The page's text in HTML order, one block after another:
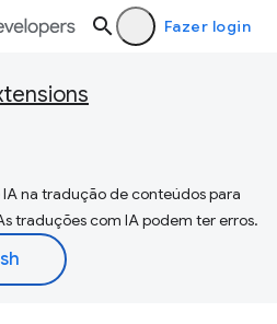
Fazer login
na tradução de conteúdos para
traduções com IA podem ter erros.